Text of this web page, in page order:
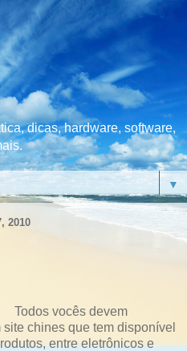
dicas, hardware, software,
▼
2010
Todos vocês devem
site chines que tem disponível
entre eletrônicos e